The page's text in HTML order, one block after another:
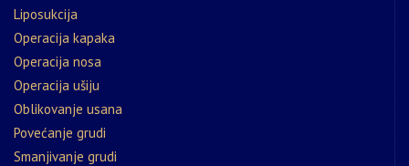
Liposukcija
Operacija kapaka
Operacija nosa
Operacija ušiju
Oblikovanje usana
Povećanje grudi
Smanjivanje grudi